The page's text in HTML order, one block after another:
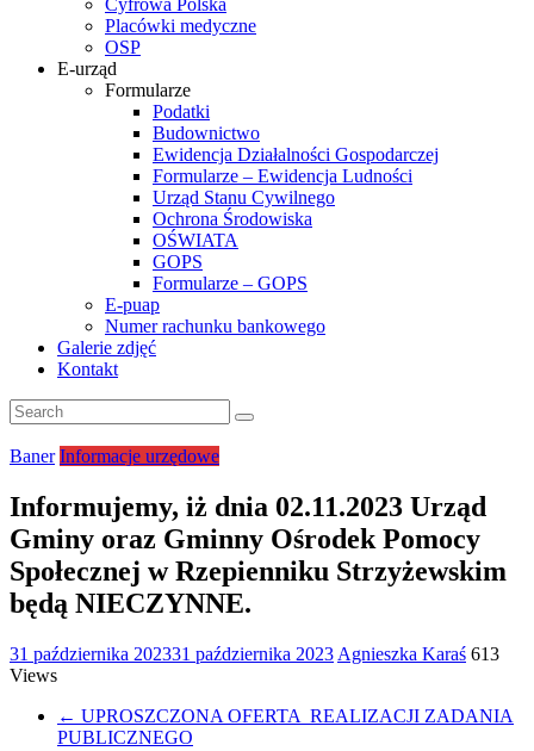
Cyfrowa Polska
Placówki medyczne
OSP
E-urząd
Formularze
Podatki
Budownictwo
Ewidencja Działalności Gospodarczej
Formularze – Ewidencja Ludności
Urząd Stanu Cywilnego
Ochrona Środowiska
OŚWIATA
GOPS
Formularze – GOPS
E-puap
Numer rachunku bankowego
Galerie zdjęć
Kontakt
Baner Informacje urzędowe
Informujemy, iż dnia 02.11.2023 Urząd
Gminy oraz Gminny Ośrodek Pomocy
Społecznej w Rzepienniku Strzyżewskim
będą NIECZYNNE.
31 października 202331 października 2023 Agnieszka Karaś 613
Views
← UPROSZCZONA OFERTA REALIZACJI ZADANIA
PUBLICZNEGO